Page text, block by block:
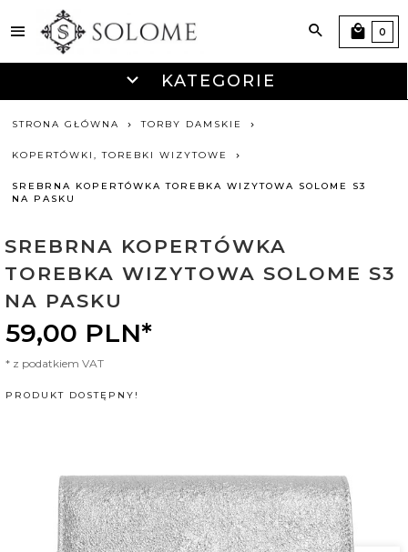
KATEGORIE
0
STRONA GŁÓWNA TORBY DAMSKIE
KOPERTÓWKI, TOREBKI WIZYTOWE
SREBRNA KOPERTÓWKA TOREBKA WIZYTOWA SOLOME S3
NA PASKU
SREBRNA KOPERTÓWKA
TOREBKA WIZYTOWA SOLOME S3
NA PASKU
59,00 PLN*
* z podatkiem VAT
PRODUKT DOSTĘPNY!